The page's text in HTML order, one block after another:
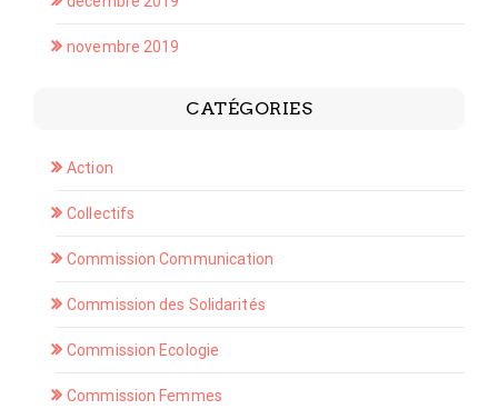
novembre 2019
CATÉGORIES
Action
Collectifs
Commission Communication
Commission des Solidarités
Commission Ecologie
Commission Femmes